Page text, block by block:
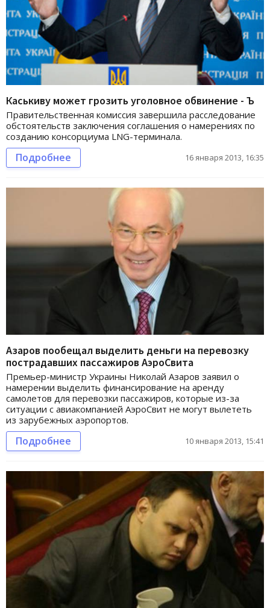
Каськиву может грозить уголовное обвинение - Ъ
Правительственная комиссия завершила расследование
обстоятельств заключения соглашения о намерениях по
созданию консорциума LNG-терминала.
Подробнее 16 января 2013, 16:35
Азаров пообещал выделить деньги на перевозку
пострадавших пассажиров АэроСвита
Премьер-министр Украины Николай Азаров заявил о
намерении выделить финансирование на аренду
самолетов для перевозки пассажиров, которые из-за
ситуации с авиакомпанией АэроСвит не могут вылететь
из зарубежных аэропортов.
Подробнее 10 января 2013, 15:41